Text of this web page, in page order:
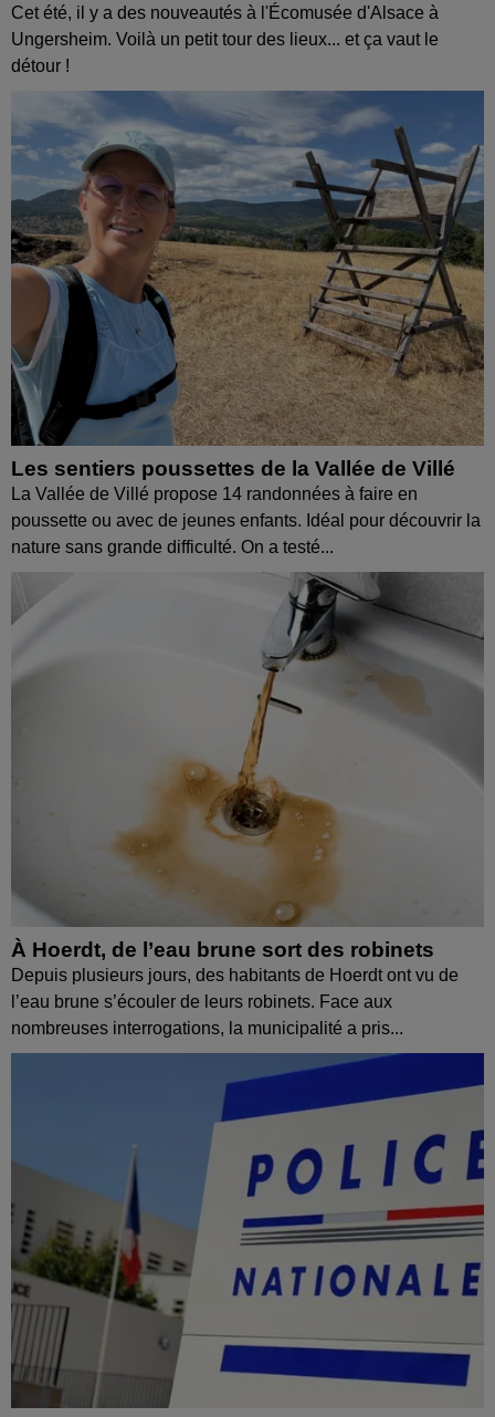
Cet été, il y a des nouveautés à l'Écomusée d'Alsace à
Ungersheim. Voilà un petit tour des lieux... et ça vaut le
détour !
Les sentiers poussettes de la Vallée de Villé
La Vallée de Villé propose 14 randonnées à faire en
poussette ou avec de jeunes enfants. Idéal pour découvrir la
nature sans grande difficulté. On a testé...
À Hoerdt, de l’eau brune sort des robinets
Depuis plusieurs jours, des habitants de Hoerdt ont vu de
l’eau brune s’écouler de leurs robinets. Face aux
nombreuses interrogations, la municipalité a pris...